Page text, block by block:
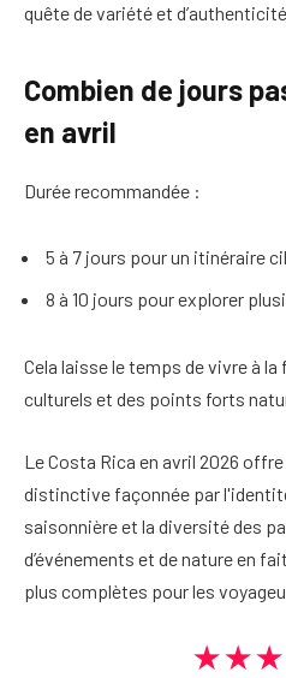
quête de variété et
Combien de jours
en avril
Durée recommandée :
5 à 7 jours pour un itinéraire
8 à 10 jours pour explorer
Cela laisse le temps de vivre à
culturels et des points forts
Le Costa Rica en avril 2026
distinctive façonnée par
saisonnière et la diversité des
d’événements et de nature en
plus complètes pour les